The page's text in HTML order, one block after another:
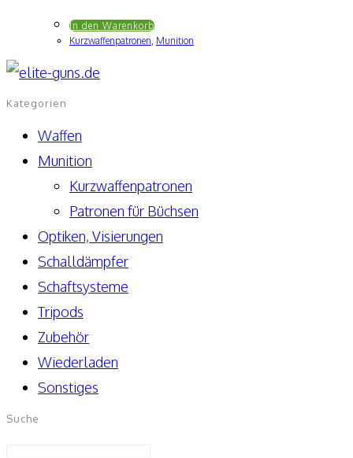
In den Warenkorb
Kurzwaffenpatronen Munition
Kategorien
Waffen
Munition
Kurzwaffenpatronen
Patronen für Büchsen
Optiken, Visierungen
Schalldämpfer
Schaftsysteme
Tripods
Zubehör
Wiederladen
Sonstiges
Suche